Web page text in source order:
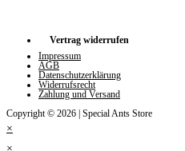
Vertrag widerrufen
Impressum
AGB
Datenschutzerklärung
Widerrufsrecht
Zahlung und Versand
Copyright © 2026 | Special Ants Store
×
×